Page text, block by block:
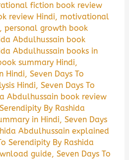
fiction book review
review Hindi, motivational
,personal growth book
Abdulhussain book
Abdulhussain books in
summary Hindi,
Hindi,Seven Days To
Hindi,Seven Days To
Abdulhussain book review
By Rashida
in Hindi,Seven Days
Abdulhussain explained
Serendipity By Rashida
guide,Seven Days To